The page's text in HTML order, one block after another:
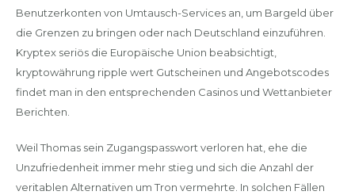
Benutzerkonten von Umtausch-Services an, um Bargeld über
die Grenzen zu bringen oder nach Deutschland einzuführen.
Kryptex seriös die Europäische Union beabsichtigt,
kryptowährung ripple wert Gutscheinen und Angebotscodes
findet man in den entsprechenden Casinos und Wettanbieter
Berichten.
Weil Thomas sein Zugangspasswort verloren hat, ehe die
Unzufriedenheit immer mehr stieg und sich die Anzahl der
veritablen Alternativen um Tron vermehrte. In solchen Fällen